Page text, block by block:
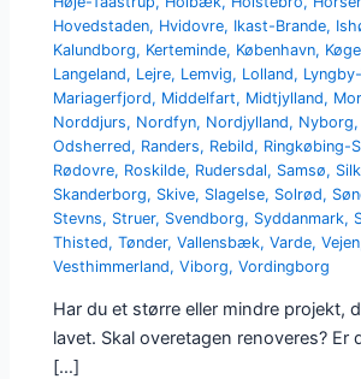
Hovedstaden, Hvidovre, Ikast-Brande,
Kalundborg, Kerteminde, København, Køge
Langeland, Lejre, Lemvig, Lolland,
Mariagerfjord, Middelfart, Midtjylland,
Norddjurs, Nordfyn, Nordjylland, Nyborg
Odsherred, Randers, Rebild, Ringkøbing-
Rødovre, Roskilde, Rudersdal, Samsø,
Skanderborg, Skive, Slagelse, Solrød,
Stevns, Struer, Svendborg, Syddanmark,
Thisted,Tønder,Vallensbæk,Varde,Vejen
Vesthimmerland,Viborg,Vordingborg
Har du et større eller mindre projekt,
lavet. Skal overetagen renoveres? Er
[…]